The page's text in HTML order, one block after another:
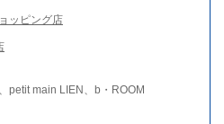
ッピング店
petit main LIEN、b・ROOM